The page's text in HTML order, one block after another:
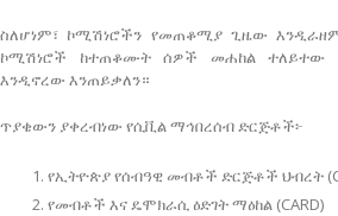
ስለሆነም፣ ኮሚሽነሮችን የመጠቆሚያ ጊዜው
ኮሚሽነሮች ከተጠቆሙት ሰዎች መሐከል ተለይተው
እንዲኖረው እንጠይቃለን።
ጥያቄውን ያቀረብነው የሲቪል ማኅበረሰብ ድርጅቶች፦
የኢትዮጵያ የሰብዓዊ መብቶች ድርጅቶች ህብረት
የመብቶች እና ዴሞክራሲ ዕድገት ማዕከል (CARD)